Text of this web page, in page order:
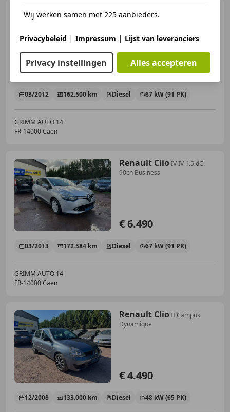
Nissan Note
€ 5.490
03/2012 162.500 km Diesel 67 kW (91 PK)
GRIMM AUTO 14
FR-14000 Caen
Renault Clio IV IV 1.5 dCi
90ch Business
€ 6.490
03/2013 172.584 km Diesel 67 kW (91 PK)
GRIMM AUTO 14
FR-14000 Caen
Renault Clio II Campus
Dynamique
€ 4.490
12/2008 133.000 km Diesel 48 kW (65 PK)
Wij werken samen met 225 aanbieders.
Privacybeleid | Impressum | Lijst van leveranciers
Privacy instellingen Alles accepteren